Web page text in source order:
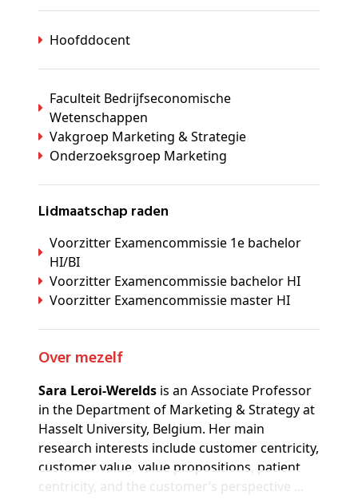
Hoofddocent
Faculteit Bedrijfseconomische
Wetenschappen
Vakgroep Marketing & Strategie
Onderzoeksgroep Marketing
Lidmaatschap raden
Voorzitter Examencommissie 1e bachelor
HI/BI
Voorzitter Examencommissie bachelor HI
Voorzitter Examencommissie master HI
Over mezelf
Sara Leroi-Werelds is an Associate Professor
in the Department of Marketing & Strategy at
Hasselt University, Belgium. Her main
research interests include customer centricity,
customer value, value propositions, patient
centricity, and the customer’s perspective ...